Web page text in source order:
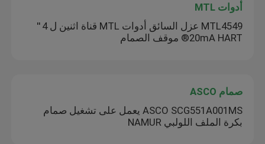
أدوات MTL
MTL4549 عزل السائق أدوات MTL قناة اثنين ل 4 ′′
20mA HART® موقف الصمام
صمام ASCO
ASCO SCG551A001MS يعمل على تشغيل صمام
بكرة الملف اللولبي NAMUR